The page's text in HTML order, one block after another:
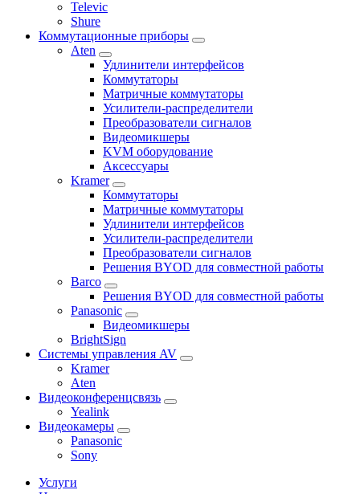
Televic
Shure
Коммутационные приборы
Aten
Удлинители интерфейсов
Коммутаторы
Матричные коммутаторы
Усилители-распределители
Преобразователи сигналов
Видеомикшеры
KVM оборудование
Аксессуары
Kramer
Коммутаторы
Матричные коммутаторы
Удлинители интерфейсов
Усилители-распределители
Преобразователи сигналов
Решения BYOD для совместной работы
Barco
Решения BYOD для совместной работы
Panasonic
Видеомикшеры
BrightSign
Системы управления AV
Kramer
Aten
Видеоконференцсвязь
Yealink
Видеокамеры
Panasonic
Sony
Услуги